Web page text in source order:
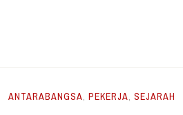
ANTARABANGSA, PEKERJA, SEJARAH